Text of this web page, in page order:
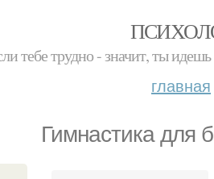
тебе трудно - значит, ты
главная
Гимнастика для